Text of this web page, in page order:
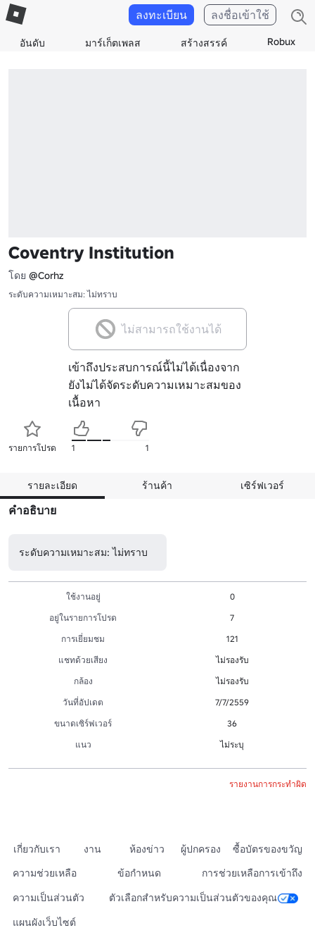
อันดับ มาร์เก็ตเพลส สร้างสรรค์ Robux
ลงทะเบียน ลงชื่อเข้าใช้
Coventry Institution
โดย @Corhz
ระดับความเหมาะสม: ไม่ทราบ
ไม่สามารถใช้งานได้
เข้าถึงประสบการณ์นี้ไม่ได้เนื่องจาก
ยังไม่ได้จัดระดับความเหมาะสมของ
เนื้อหา
รายการโปรด 1 1
รายละเอียด ร้านค้า เซิร์ฟเวอร์
คำอธิบาย
ระดับความเหมาะสม: ไม่ทราบ
ใช้งานอยู่
0
อยู่ในรายการโปรด
7
การเยี่ยมชม
121
แชทด้วยเสียง
ไม่รองรับ
กล้อง
ไม่รองรับ
วันที่อัปเดต
7/7/2559
ขนาดเซิร์ฟเวอร์
36
แนว
ไม่ระบุ
รายงานการกระทำผิด
เกี่ยวกับเรา งาน ห้องข่าว ผู้ปกครอง
ซื้อบัตรของขวัญ
ความช่วยเหลือ
ข้อกำหนด
การช่วยเหลือการเข้าถึง
ความเป็นส่วนตัว
ตัวเลือกสำหรับความเป็นส่วนตัวของคุณ
แผนผังเว็บไซต์